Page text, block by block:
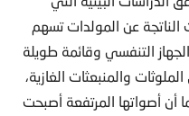
الناتجة عن المولدات تسهم
التنفسي وقائمة طويلة
والمنبعثات الغازية،
أن أصواتها المرتفعة أصبحت